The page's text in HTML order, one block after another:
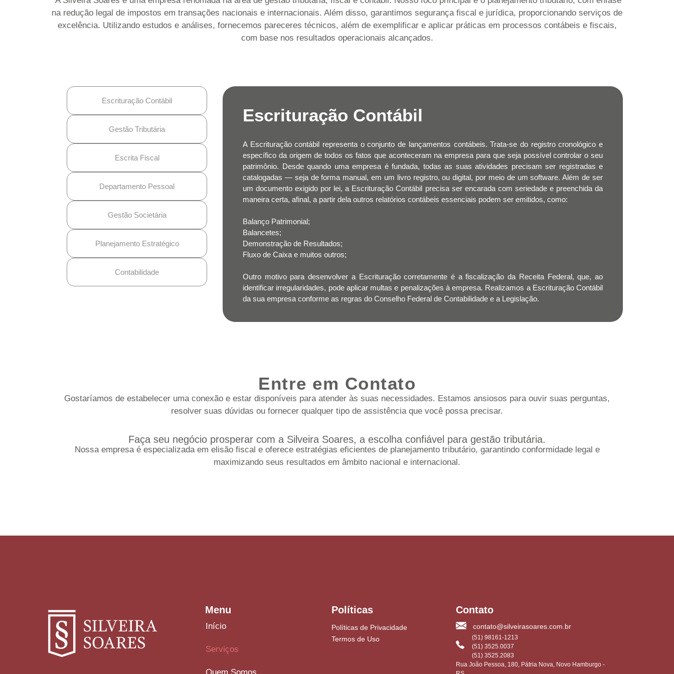
na redução legal de impostos em transações nacionais e internacionais. Além disso, garantimos segurança fiscal e jurídica, proporcionando serviços de
excelência. Utilizando estudos e análises, fornecemos pareceres técnicos, além de exemplificar e aplicar práticas em processos contábeis e fiscais,
com base nos resultados operacionais alcançados.
Escrituração Contábil
Gestão Tributária
Escrita Fiscal
Departamento Pessoal
Gestão Societária
Planejamento Estratégico
Contabilidade
Escrituração Contábil
A Escrituração contábil representa o conjunto de lançamentos contábeis. Trata-se do registro cronológico e
específico da origem de todos os fatos que aconteceram na empresa para que seja possível controlar o seu
patrimônio. Desde quando uma empresa é fundada, todas as suas atividades precisam ser registradas e
catalogadas — seja de forma manual, em um livro registro, ou digital, por meio de um software. Além de ser
um documento exigido por lei, a Escrituração Contábil precisa ser encarada com seriedade e preenchida da
maneira certa, afinal, a partir dela outros relatórios contábeis essenciais podem ser emitidos, como:
Balanço Patrimonial;
Balancetes;
Demonstração de Resultados;
Fluxo de Caixa e muitos outros;
Outro motivo para desenvolver a Escrituração corretamente é a fiscalização da Receita Federal, que, ao
identificar irregularidades, pode aplicar multas e penalizações à empresa. Realizamos a Escrituração Contábil
da sua empresa conforme as regras do Conselho Federal de Contabilidade e a Legislação.
Entre em Contato
Gostaríamos de estabelecer uma conexão e estar disponíveis para atender às suas necessidades. Estamos ansiosos para ouvir suas perguntas,
resolver suas dúvidas ou fornecer qualquer tipo de assistência que você possa precisar.
Faça seu negócio prosperar com a Silveira Soares, a escolha confiável para gestão tributária.
Nossa empresa é especializada em elisão fiscal e oferece estratégias eficientes de planejamento tributário, garantindo conformidade legal e
maximizando seus resultados em âmbito nacional e internacional.
Menu
Início
Serviços
Quem Somos
Políticas
Políticas de Privacidade
Termos de Uso
Contato
contato@silveirasoares.com.br
(51) 98161-1213
(51) 3525.0037
(51) 3525.2083
Rua João Pessoa, 180, Pátria Nova, Novo Hamburgo -